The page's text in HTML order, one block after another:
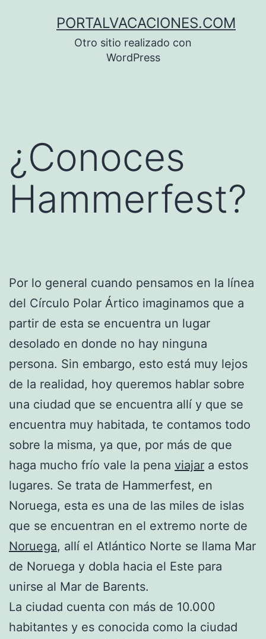
PORTALVACACIONES.COM
Otro sitio realizado con
WordPress
¿Conoces
Hammerfest?
Por lo general cuando pensamos en la línea
del Círculo Polar Ártico imaginamos que a
partir de esta se encuentra un lugar
desolado en donde no hay ninguna
persona. Sin embargo, esto está muy lejos
de la realidad, hoy queremos hablar sobre
una ciudad que se encuentra allí y que se
encuentra muy habitada, te contamos todo
sobre la misma, ya que, por más de que
haga mucho frío vale la pena viajar a estos
lugares. Se trata de Hammerfest, en
Noruega, esta es una de las miles de islas
que se encuentran en el extremo norte de
Noruega, allí el Atlántico Norte se llama Mar
de Noruega y dobla hacia el Este para
unirse al Mar de Barents.
La ciudad cuenta con más de 10.000
habitantes y es conocida como la ciudad